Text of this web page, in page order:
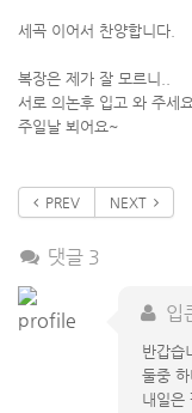
세곡 이어서 찬양합니다.
복장은 제가 잘 모르니..
서로 의논후 입고 와 주세
주일날 뵈어요~
PREV NEXT
댓글 3
입
반갑습
둘중
내일은